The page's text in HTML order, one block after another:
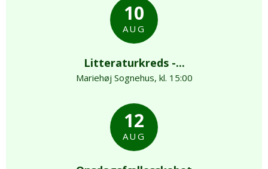
10
AUG
Litteraturkreds -...
Mariehøj Sognehus, kl. 15:00
12
AUG